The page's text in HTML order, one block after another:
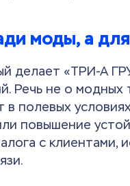
моды, а
делает «ТРИ-А
Речь не о модных
полевых
повышение
с клиентами,